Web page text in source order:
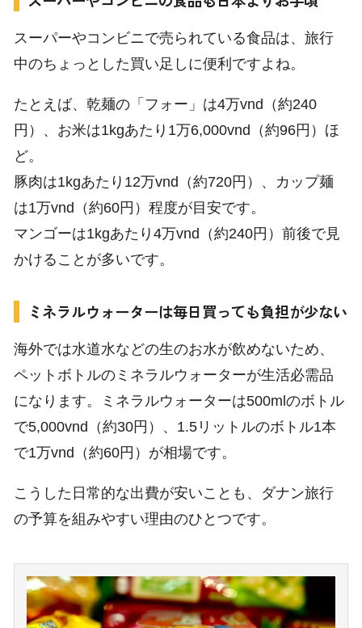
スーパーやコンビニで売られている食品は、旅行
中のちょっとした買い足しに便利ですよね。
たとえば、乾麺の「フォー」は4万vnd（約240
円）、お米は1kgあたり1万6,000vnd（約96円）ほ
ど。
豚肉は1kgあたり12万vnd（約720円）、カップ麺
は1万vnd（約60円）程度が目安です。
マンゴーは1kgあたり4万vnd（約240円）前後で見
かけることが多いです。
ミネラルウォーターは毎日買っても負担が少ない
海外では水道水などの生のお水が飲めないため、
ペットボトルのミネラルウォーターが生活必需品
になります。ミネラルウォーターは500mlのボトル
で5,000vnd（約30円）、1.5リットルのボトル1本
で1万vnd（約60円）が相場です。
こうした日常的な出費が安いことも、ダナン旅行
の予算を組みやすい理由のひとつです。